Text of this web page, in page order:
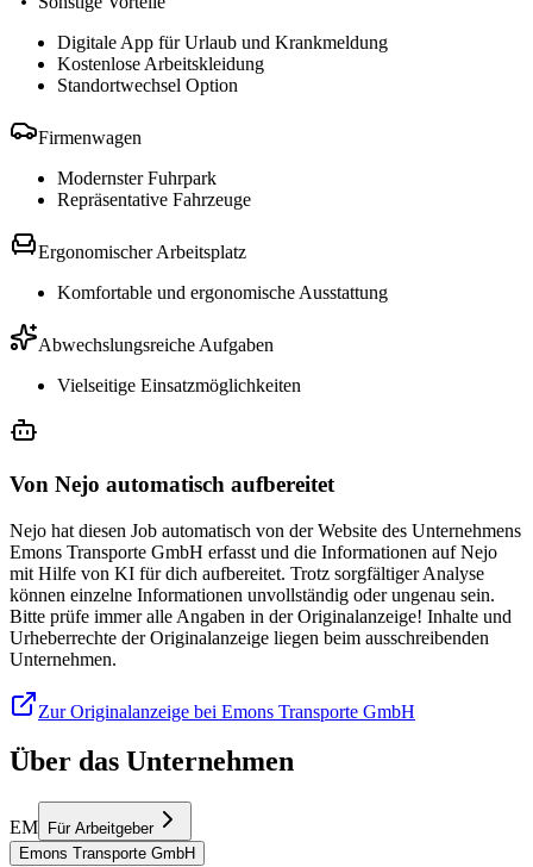
Digitale App für Urlaub und Krankmeldung
Kostenlose Arbeitskleidung
Standortwechsel Option
Firmenwagen
Modernster Fuhrpark
Repräsentative Fahrzeuge
Ergonomischer Arbeitsplatz
Komfortable und ergonomische Ausstattung
Abwechslungsreiche Aufgaben
Vielseitige Einsatzmöglichkeiten
Von Nejo automatisch aufbereitet
Nejo hat diesen Job automatisch von der Website des Unternehmens
Emons Transporte GmbH erfasst und die Informationen auf Nejo
mit Hilfe von KI für dich aufbereitet. Trotz sorgfältiger Analyse
können einzelne Informationen unvollständig oder ungenau sein.
Bitte prüfe immer alle Angaben in der Originalanzeige! Inhalte und
Urheberrechte der Originalanzeige liegen beim ausschreibenden
Unternehmen.
Zur Originalanzeige bei Emons Transporte GmbH
Über das Unternehmen
EM
Für Arbeitgeber
Emons Transporte GmbH